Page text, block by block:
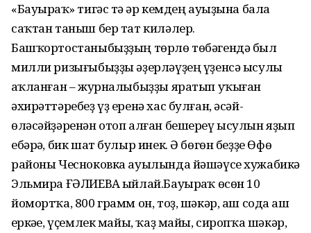
«Бауырһаҡ» тигәс тә һәр кемдең ауыҙына бала
саҡтан таныш бер тат киләлер.
Башҡортостаныбыҙҙың төрлө төбәгендә был
милли ризығыбыҙҙы әҙерләүҙең үҙенсә ысулы
һаҡланған – журналыбыҙҙы яратып уҡыған
әхирәттәребеҙ үҙ еренә хас булған, әсәй-
өләсәйҙәренән отоп алған бешереү ысулын яҙып
ебәрһә, бик шат булыр инек. Ә бөгөн беҙҙе Өфө
районы Чесноковка ауылында йәшәүсе хужабикә
Эльмира ҒӘЛИЕВА һыйлай.Бауырһаҡ өсөн 10
йомортҡа, 800 грамм он, тоҙ, шәкәр, аш содаһ аш
һеркәһе, үҫемлек майы, ҡаҙ майы, сиропҡа шәкәр,